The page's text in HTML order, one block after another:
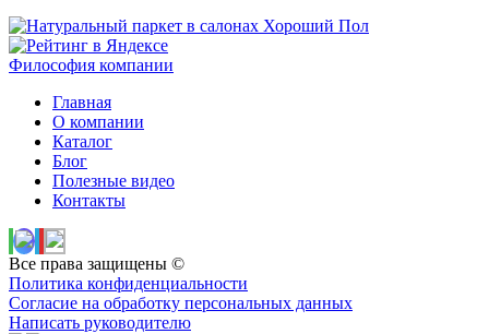
Философия компании
Главная
О компании
Каталог
Блог
Полезные видео
Контакты
Все права защищены ©
Политика конфиденциальности
Согласие на обработку персональных данных
Написать руководителю